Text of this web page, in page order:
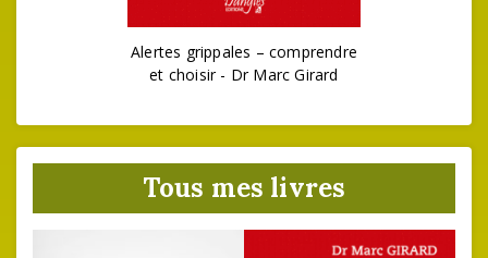
Alertes grippales – comprendre
et choisir - Dr Marc Girard
Tous mes livres